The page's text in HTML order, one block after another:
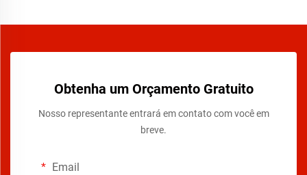
Obtenha um Orçamento Gratuito
Nosso representante entrará em contato com você em
breve.
Email